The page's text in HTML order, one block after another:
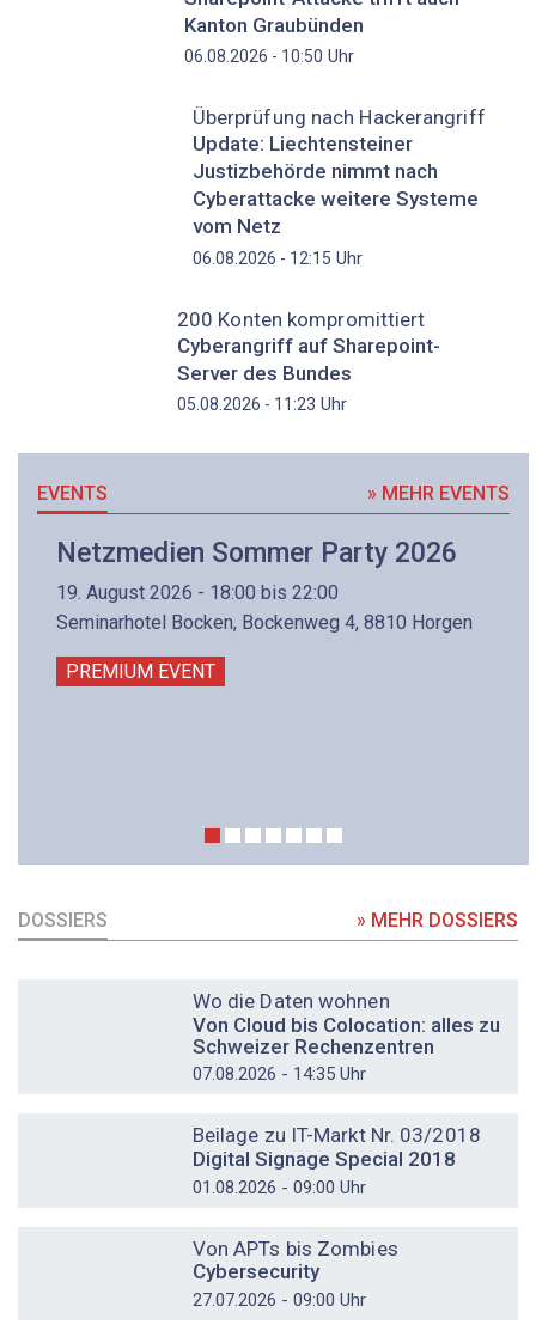
Kanton Graubünden
06.08.2026 - 10:50 Uhr
Überprüfung nach Hackerangriff
Update: Liechtensteiner
Justizbehörde nimmt nach
Cyberattacke weitere Systeme
vom Netz
06.08.2026 - 12:15 Uhr
200 Konten kompromittiert
Cyberangriff auf Sharepoint-
Server des Bundes
05.08.2026 - 11:23 Uhr
EVENTS » MEHR EVENTS
Netzmedien Sommer Party 2026
19. August 2026 - 18:00 bis 22:00
Seminarhotel Bocken, Bockenweg 4, 8810 Horgen
PREMIUM EVENT
DOSSIERS » MEHR DOSSIERS
Wo die Daten wohnen
Von Cloud bis Colocation: alles zu
Schweizer Rechenzentren
07.08.2026 - 14:35 Uhr
Beilage zu IT-Markt Nr. 03/2018
Digital Signage Special 2018
01.08.2026 - 09:00 Uhr
Von APTs bis Zombies
Cybersecurity
27.07.2026 - 09:00 Uhr